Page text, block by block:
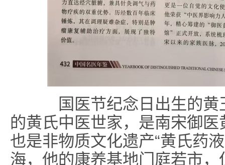
国医节纪念日出生的黄
的黄氏中医世家，是南宋御
也是非物质文化遗产“黄氏药
海，他的康养基地门庭若市